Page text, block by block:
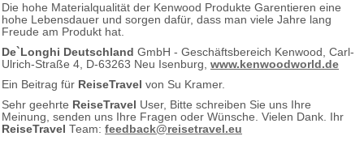
Die hohe Materialqualität der Kenwood Produkte Garentieren eine
hohe Lebensdauer und sorgen dafür, dass man viele Jahre lang
Freude am Produkt hat.
De`Longhi Deutschland GmbH - Geschäftsbereich Kenwood, Carl-
Ulrich-Straße 4, D-63263 Neu Isenburg, www.kenwoodworld.de
Ein Beitrag für ReiseTravel von Su Kramer.
Sehr geehrte ReiseTravel User, Bitte schreiben Sie uns Ihre
Meinung, senden uns Ihre Fragen oder Wünsche. Vielen Dank. Ihr
ReiseTravel Team: feedback@reisetravel.eu